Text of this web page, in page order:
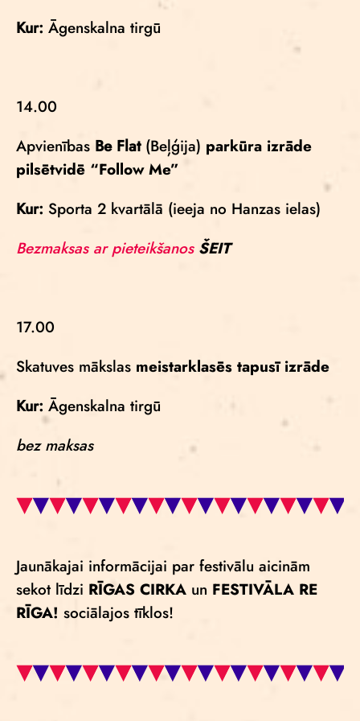
Kur: Āgenskalna tirgū
14.00
Apvienības Be Flat (Beļģija) parkūra izrāde
pilsētvidē “Follow Me”
Kur: Sporta 2 kvartālā (ieeja no Hanzas ielas)
Bezmaksas ar pieteikšanos ŠEIT
17.00
Skatuves mākslas meistarklasēs tapusī izrāde
Kur: Āgenskalna tirgū
bez maksas
Jaunākajai informācijai par festivālu aicinām
sekot līdzi RĪGAS CIRKA un FESTIVĀLA RE
RĪGA! sociālajos tīklos!